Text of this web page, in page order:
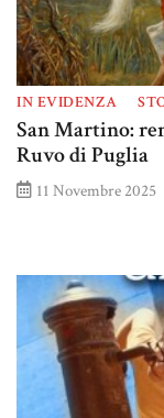
IN EVIDENZA
San Martino:
Ruvo di Puglia
11 Novembre 2025